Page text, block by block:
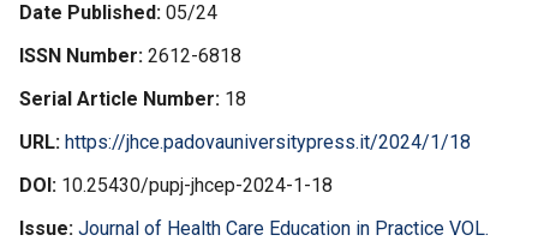
Date Published 05/24
ISSN Number 2612-6818
Serial Article Number 18
URL https://jhce.padovauniversitypress.it/2024/1/18
DOI 10.25430/pupj-jhcep-2024-1-18
Issue Journal of Health Care Education in Practice VOL.